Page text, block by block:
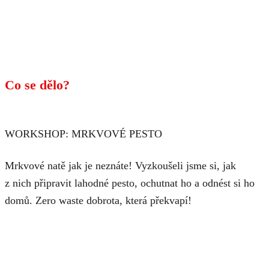
Co se dělo?
WORKSHOP: MRKVOVÉ PESTO
Mrkvové natě jak je neznáte! Vyzkoušeli jsme si, jak
z nich připravit lahodné pesto, ochutnat ho a odnést si ho
domů. Zero waste dobrota, která překvapí!